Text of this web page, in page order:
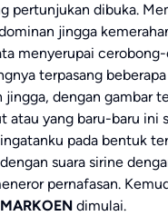
pertunjukan dibuka.
jingga
menyerupai
terpasang
dengan gambar
atau yang baru-baru ini
pada bentuk
suara sirine
pernafasan.
dimulai.